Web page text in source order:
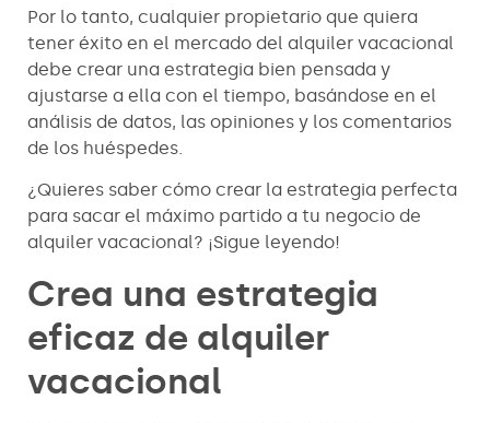
Por lo tanto, cualquier propietario que quiera
tener éxito en el mercado del alquiler vacacional
debe crear una estrategia bien pensada y
ajustarse a ella con el tiempo, basándose en el
análisis de datos, las opiniones y los comentarios
de los huéspedes.
¿Quieres saber cómo crear la estrategia perfecta
para sacar el máximo partido a tu negocio de
alquiler vacacional? ¡Sigue leyendo!
Crea una estrategia
eficaz de alquiler
vacacional